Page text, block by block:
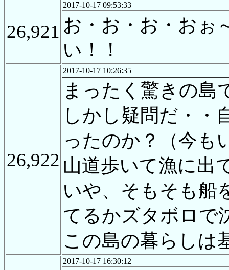
26,921
2017-10-17 09:53:33
お・お・お・おぉ
い！！
26,922
2017-10-17 10:26:35
まったく驚きの島
しかし疑問だ・・
ったのか？（今も
山道歩いて漁に出
いや、そもそも船
てるかズタボロで
この島の暮らしは
2017-10-17 16:30:12